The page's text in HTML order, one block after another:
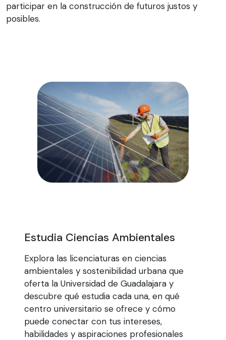
participar en la construcción de futuros justos y
posibles.
Estudia Ciencias Ambientales
Explora las licenciaturas en ciencias
ambientales y sostenibilidad urbana que
oferta la Universidad de Guadalajara y
descubre qué estudia cada una, en qué
centro universitario se ofrece y cómo
puede conectar con tus intereses,
habilidades y aspiraciones profesionales